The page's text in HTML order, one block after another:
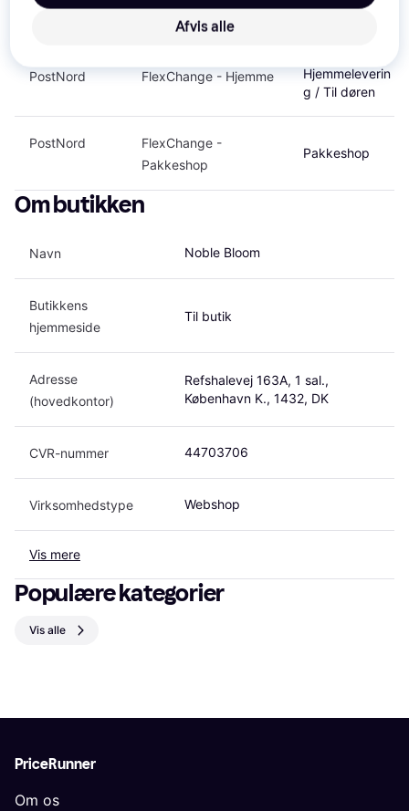
Pakkeshop
Pakkeshop
PostNord FlexChange - Hjemme
Hjemmeleverin
g / Til døren
PostNord
FlexChange -
Pakkeshop
Pakkeshop
Om butikken
Navn Noble Bloom
Butikkens
hjemmeside
Til butik
Adresse
(hovedkontor)
Refshalevej 163A, 1 sal.,
København K., 1432, DK
CVR-nummer 44703706
Virksomhedstype Webshop
Vis mere
Populære kategorier
Vis alle
PriceRunner
Om os
Afvis alle